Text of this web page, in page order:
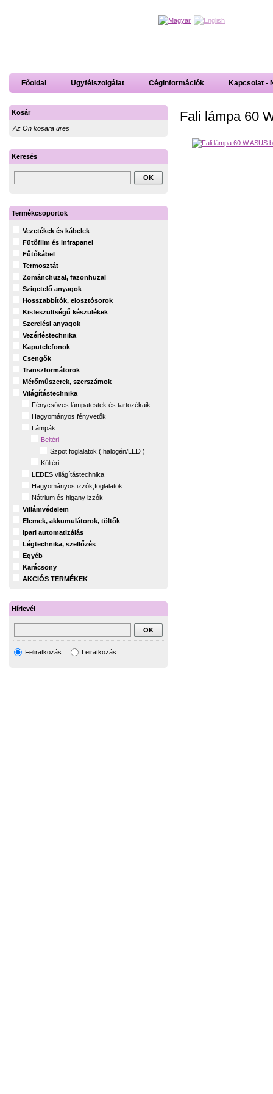
Főoldal Ügyfélszolgálat Céginformációk Kapcsolat -
Fali lámpa 60
Kosár
Az Ön kosara üres
Keresés
Termékcsoportok
Vezetékek és kábelek
Fütőfilm és infrapanel
Fűtőkábel
Termosztát
Zománchuzal, fazonhuzal
Szigetelő anyagok
Hosszabbítók, elosztósorok
Kisfeszültségű készülékek
Szerelési anyagok
Vezérléstechnika
Kaputelefonok
Csengők
Transzformátorok
Mérőműszerek, szerszámok
Világítástechnika
Fénycsöves lámpatestek és tartozékaik
Hagyományos fényvetők
Lámpák
Beltéri
Szpot foglalatok ( halogén/LED )
Kültéri
LEDES világítástechnika
Hagyományos izzók,foglalatok
Nátrium és higany izzók
Villámvédelem
Elemek, akkumulátorok, töltők
Ipari automatizálás
Légtechnika, szellőzés
Egyéb
Karácsony
AKCIÓS TERMÉKEK
Hírlevél
Feliratkozás Leiratkozás